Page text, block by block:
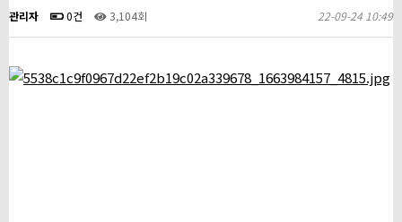
관리자 0건 3,104회 22-09-24 10:49